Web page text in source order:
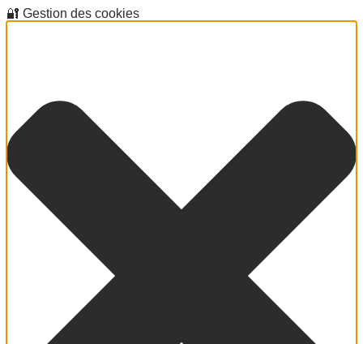
🔐 Gestion des cookies